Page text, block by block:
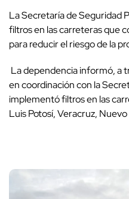
La Secretaría de Seguridad
filtros en las carreteras que
para reducir el riesgo de la
La dependencia informó, a
en coordinación con la
implementó filtros en las
Luis Potosí, Veracruz, Nuevo